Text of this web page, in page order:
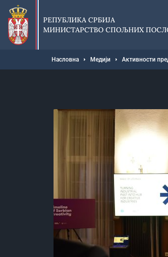
Прескочи
главни
део
садржаја
РЕПУБЛИКА СРБИЈА
МИНИСТАРСТВО СПОЉНИХ
Мрвице
Насловна Медији Активности